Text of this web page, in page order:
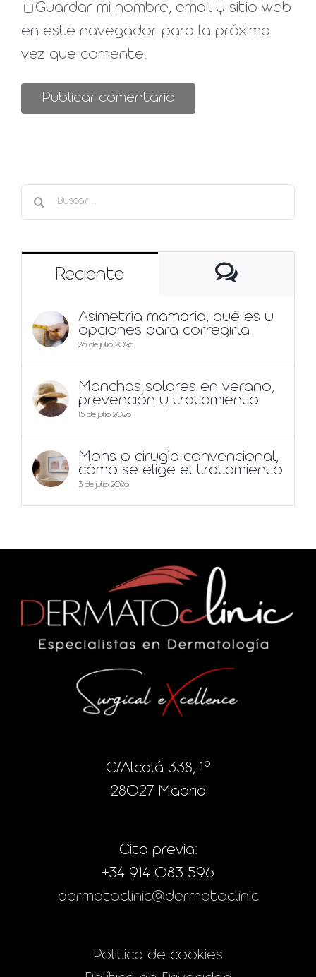
Guardar mi nombre, email y sitio web
en este navegador para la próxima
vez que comente.
Buscar:
Reciente
Asimetría mamaria, qué es y
opciones para corregirla
26 de julio 2026
Manchas solares en verano,
prevención y tratamiento
15 de julio 2026
Mohs o cirugía convencional,
cómo se elige el tratamiento
3 de julio 2026
C/Alcalá 338, 1º
28027 Madrid
Cita previa:
+34 914 083 596
dermatoclinic@dermatoclinic
Politica de cookies